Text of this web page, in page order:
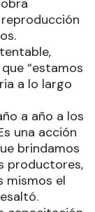
“estamos
a lo largo
a año a los
una acción
brindamos
productores,
mismos el